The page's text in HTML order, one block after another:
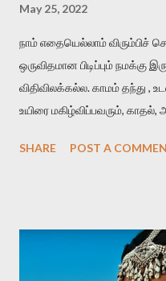
May 25, 2022
நாம் எதையெல்லாம் விரும்பிச்
ஒருவிதமான பிடிப்பும் நமக்கு
விதிவிலக்கல்ல. காமம் தந்து ,
உயிரை மகிழ்விப்பவரும், காதல்,
மதிக்கப்பட வேண்டியவர்கள்.
விஸ்தாரமான அறிவினாலும்,
உள்ளுக்குள்ளே நிகழும்
SHARE POST A